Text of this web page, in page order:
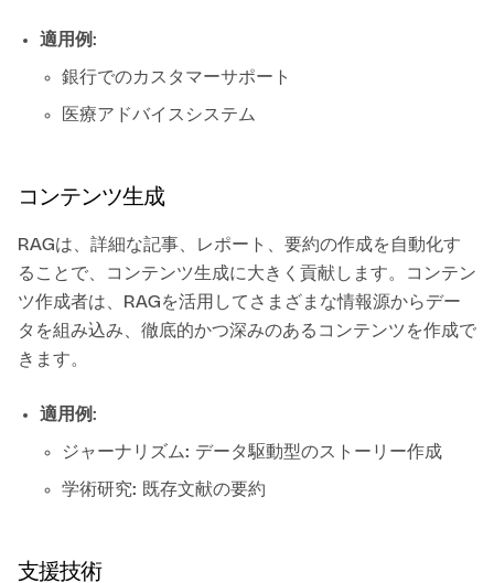
適用例:
銀行でのカスタマーサポート
医療アドバイスシステム
コンテンツ生成
RAGは、詳細な記事、レポート、要約の作成を自動化す
ることで、コンテンツ生成に大きく貢献します。コンテン
ツ作成者は、RAGを活用してさまざまな情報源からデー
タを組み込み、徹底的かつ深みのあるコンテンツを作成で
きます。
適用例:
ジャーナリズム: データ駆動型のストーリー作成
学術研究: 既存文献の要約
支援技術